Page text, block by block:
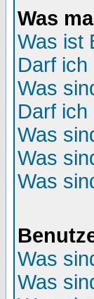
Was
Was ist
Darf ich
Was
Darf ich
Was
Was
Was
Was
Was